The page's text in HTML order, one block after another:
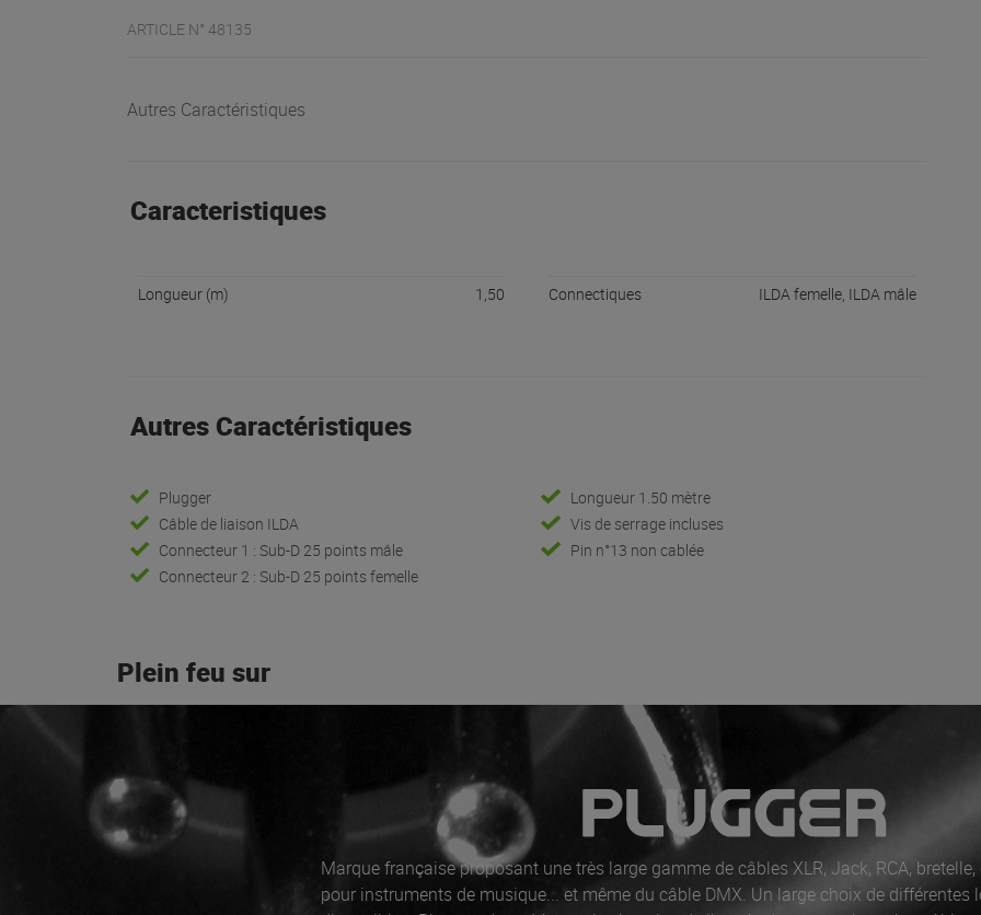
ARTICLE N° 48135
Autres Caractéristiques
Caracteristiques
Longueur (m) 1,50 Connectiques ILDA femelle, ILDA mâle
Autres Caractéristiques
Plugger
Câble de liaison ILDA
Connecteur 1 : Sub-D 25 points mâle
Connecteur 2 : Sub-D 25 points femelle
Longueur 1.50 mètre
Vis de serrage incluses
Pin n°13 non cablée
Plein feu sur
Marque française proposant une très large gamme de câbles XLR, Jack, RCA, bretelle,
pour instruments de musique... et même du câble DMX. Un large choix de différentes